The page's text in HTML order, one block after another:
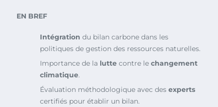
EN BREF
Intégration du bilan carbone dans les
politiques de gestion des ressources naturelles.
Importance de la lutte contre le changement
climatique.
Évaluation méthodologique avec des experts
certifiés pour établir un bilan.